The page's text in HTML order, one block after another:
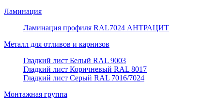
Ламинация
Ламинация профиля RAL7024 АНТРАЦИТ
Металл для отливов и карнизов
Гладкий лист Белый RAL 9003
Гладкий лист Коричневый RAL 8017
Гладкий лист Серый RAL 7016/7024
Монтажная группа